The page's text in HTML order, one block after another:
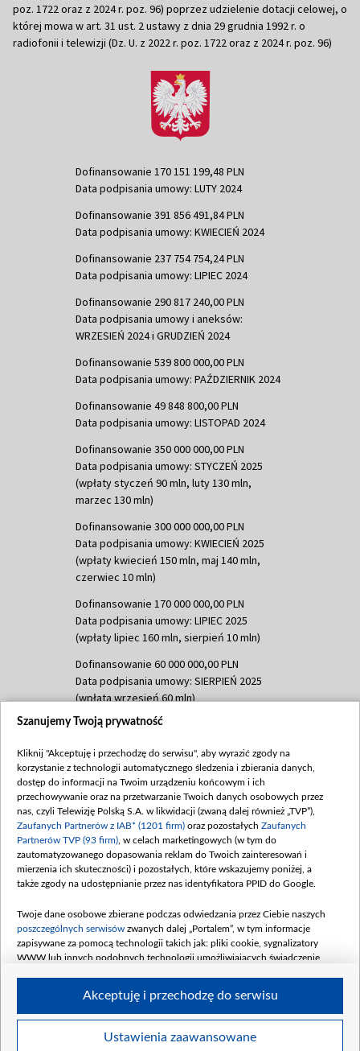
poz. 1722 oraz z 2024 r. poz. 96) poprzez udzielenie dotacji celowej, o
której mowa w art. 31 ust. 2 ustawy z dnia 29 grudnia 1992 r. o
radiofonii i telewizji (Dz. U. z 2022 r. poz. 1722 oraz z 2024 r. poz. 96)
Dofinansowanie 170 151 199,48 PLN
Data podpisania umowy: LUTY 2024
Dofinansowanie 391 856 491,84 PLN
Data podpisania umowy: KWIECIEŃ 2024
Dofinansowanie 237 754 754,24 PLN
Data podpisania umowy: LIPIEC 2024
Dofinansowanie 290 817 240,00 PLN
Data podpisania umowy i aneksów:
WRZESIEŃ 2024 i GRUDZIEŃ 2024
Dofinansowanie 539 800 000,00 PLN
Data podpisania umowy: PAŹDZIERNIK 2024
Dofinansowanie 49 848 800,00 PLN
Data podpisania umowy: LISTOPAD 2024
Dofinansowanie 350 000 000,00 PLN
Data podpisania umowy: STYCZEŃ 2025
(wpłaty styczeń 90 mln, luty 130 mln,
marzec 130 mln)
Dofinansowanie 300 000 000,00 PLN
Data podpisania umowy: KWIECIEŃ 2025
(wpłaty kwiecień 150 mln, maj 140 mln,
czerwiec 10 mln)
Dofinansowanie 170 000 000,00 PLN
Data podpisania umowy: LIPIEC 2025
(wpłaty lipiec 160 mln, sierpień 10 mln)
Dofinansowanie 60 000 000,00 PLN
Data podpisania umowy: SIERPIEŃ 2025
(wpłata wrzesień 60 mln)
Dofinansowanie 635 783 051,21 PLN
(wpłata wrzesień 100 mln, październik 350
mln, listopad 265 mln)
Dofinansowanie 48 862 000,00 PLN
Data podpisania umowy: GRUDZIEŃ 2025
(wpłata grudzień 60,548 mln)
Dofinansowanie 900 000 000,00 PLN
Data podpisania umowy: LUTY 2026 (wpłata
kwiecień 180 mln, 7 maja 180 mln, 8
czerwca 90 mln)
Dofinansowanie 250 000 000,00 PLN
4 sierpnia 250 mln
Szanujemy Twoją prywatność
Kliknij "Akceptuję i przechodzę do serwisu", aby wyrazić zgody na
korzystanie z technologii automatycznego śledzenia i zbierania danych,
dostęp do informacji na Twoim urządzeniu końcowym i ich
przechowywanie oraz na przetwarzanie Twoich danych osobowych przez
nas, czyli Telewizję Polską S.A. w likwidacji (zwaną dalej również „TVP”),
Zaufanych Partnerów z IAB* (1201 firm) oraz pozostałych Zaufanych
Partnerów TVP (93 firm) , w celach marketingowych (w tym do
zautomatyzowanego dopasowania reklam do Twoich zainteresowań i
mierzenia ich skuteczności) i pozostałych, które wskazujemy poniżej, a
także zgody na udostępnianie przez nas identyfikatora PPID do Google.
Twoje dane osobowe zbierane podczas odwiedzania przez Ciebie naszych
poszczególnych serwisów zwanych dalej „Portalem”, w tym informacje
zapisywane za pomocą technologii takich jak: pliki cookie, sygnalizatory
WWW lub innych podobnych technologii umożliwiających świadczenie
Twoje dane osobowe zbierane podczas odwiedzania przez Ciebie
Ustawienia zaawansowane
Akceptuję i przechodzę do serwisu